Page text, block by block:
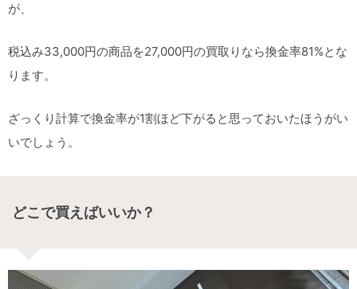
が、
税込み33,000円の商品を27,000円の買取りなら換金率81%とな
ります。
ざっくり計算で換金率が1割ほど下がると思っておいたほうがい
いでしょう。
どこで買えばいいか？